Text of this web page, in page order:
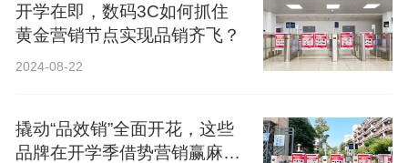
开学在即，数码3C如何抓住
黄金营销节点实现品销齐飞？
2024-08-22
撬动“品效销”全面开花，这些
品牌在开学季借势营销赢麻